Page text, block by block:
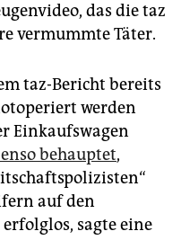
das die taz
vermummte Täter.
taz-Bericht bereits
werden
Einkaufswagen
behauptet,
auf den
sagte eine